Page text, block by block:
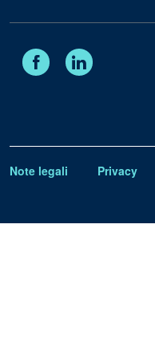
Facebook
Note legali Privacy